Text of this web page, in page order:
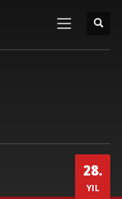
28.
YIL